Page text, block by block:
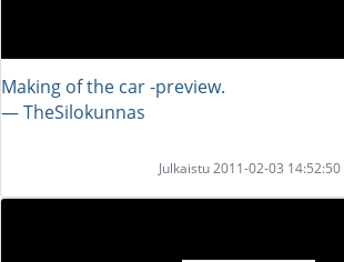
Making of the car -preview.
― TheSilokunnas
Julkaistu 2011-02-03